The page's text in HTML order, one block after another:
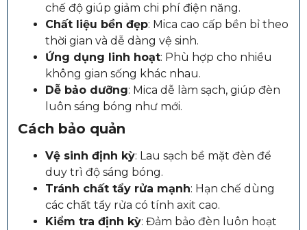
chế độ giúp giảm chi phí điện năng.
Chất liệu bền đẹp: Mica cao cấp bền bỉ theo
thời gian và dễ dàng vệ sinh.
Ứng dụng linh hoạt: Phù hợp cho nhiều
không gian sống khác nhau.
Dễ bảo dưỡng: Mica dễ làm sạch, giúp đèn
luôn sáng bóng như mới.
Cách bảo quản
Vệ sinh định kỳ: Lau sạch bề mặt đèn để
duy trì độ sáng bóng.
Tránh chất tẩy rửa mạnh: Hạn chế dùng
các chất tẩy rửa có tính axit cao.
Kiểm tra định kỳ: Đảm bảo đèn luôn hoạt